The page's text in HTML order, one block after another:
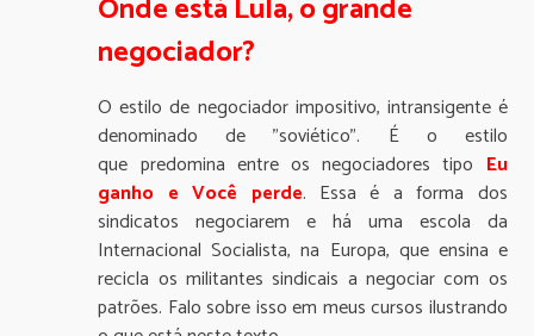
Onde está Lula, o grande
negociador?
O estilo de negociador impositivo, intransigente é
denominado de ”soviético”. É o estilo
que predomina entre os negociadores tipo Eu
ganho e Você perde. Essa é a forma dos
sindicatos negociarem e há uma escola da
Internacional Socialista, na Europa, que ensina e
recicla os militantes sindicais a negociar com os
patrões. Falo sobre isso em meus cursos ilustrando